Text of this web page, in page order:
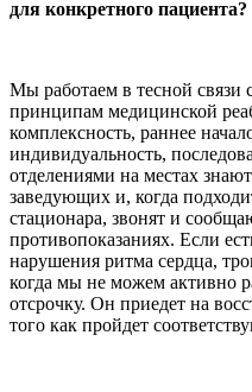
для конкретного пациента?
Мы работаем в тесной связи
принципам медицинской
комплексность, раннее
индивидуальность,
отделениями на местах
заведующих и, когда
стационара, звонят и
противопоказаниях. Если
нарушения ритма сердца,
когда мы не можем активно
отсрочку. Он приедет на
того как пройдет